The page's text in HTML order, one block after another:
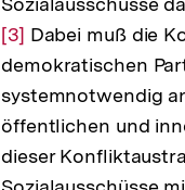
der
Fußnote
[3] Dabei muß die
demokratischen
systemnotwendig
öffentlichen und
dieser